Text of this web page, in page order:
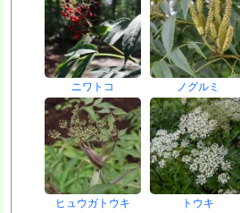
ニワトコ ノグルミ
ヒュウガトウキ トウキ